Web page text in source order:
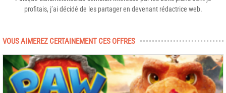
profitais, j’ai décidé de les partager en devenant rédactrice web.
VOUS AIMEREZ CERTAINEMENT CES OFFRES